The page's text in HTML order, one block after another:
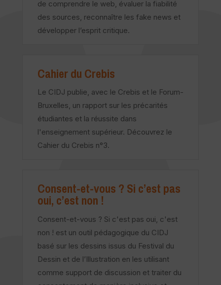
de comprendre le web, évaluer la fiabilité
des sources, reconnaître les fake news et
développer l’esprit critique.
Cahier du Crebis
Le CIDJ publie, avec le Crebis et le Forum-
Bruxelles, un rapport sur les précarités
étudiantes et la réussite dans
l'enseignement supérieur. Découvrez le
Cahier du Crebis n°3.
Consent-et-vous ? Si c’est pas
oui, c’est non !
Consent-et-vous ? Si c'est pas oui, c'est
non ! est un outil pédagogique du CIDJ
basé sur les dessins issus du Festival du
Dessin et de l’Illustration en les utilisant
comme support de discussion et traiter du